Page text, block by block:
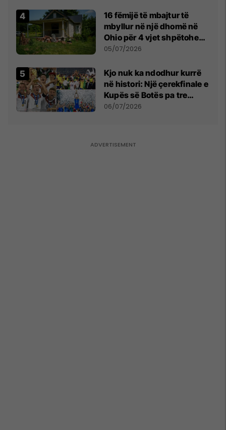
16 fëmijë të mbajtur të
mbyllur në një dhomë në
Ohio për 4 vjet shpëtohen -
tani ata i pret një sfidë e
05/07/2026
Kjo nuk ka ndodhur kurrë
në histori: Një çerekfinale e
Kupës së Botës pa tre
vendet legjendare të
06/07/2026